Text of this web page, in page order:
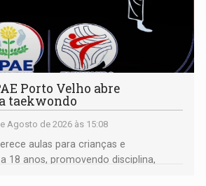
Porto Velho abre
taekwondo
Agosto de 2026 às 15:08
aulas para crianças e
18 anos, promovendo disciplina,